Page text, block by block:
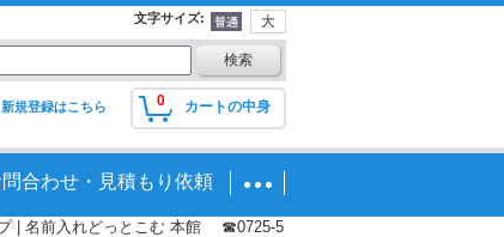
文字サイズ:
0 カートの中身
新規登録はこちら
問合わせ・見積もり依頼
プ | 名前入れどっとこむ 本館 ☎0725-5